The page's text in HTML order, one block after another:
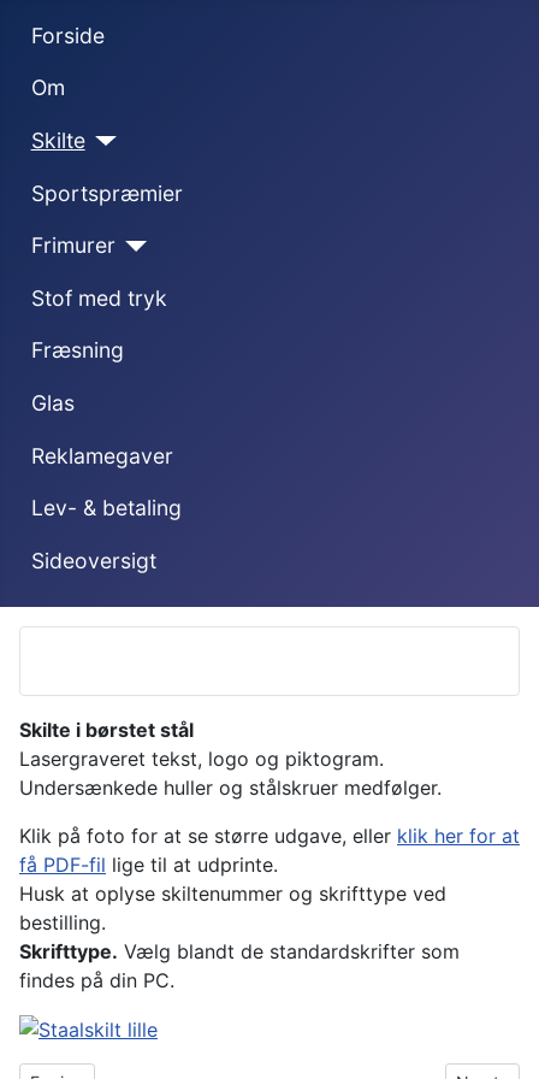
Forside
Om
Skilte
Sportspræmier
Frimurer
Stof med tryk
Fræsning
Glas
Reklamegaver
Lev- & betaling
Sideoversigt
Skilte i børstet stål
Lasergraveret tekst, logo og piktogram.
Undersænkede huller og stålskruer medfølger.
Klik på foto for at se større udgave, eller klik her for at
få PDF-fil lige til at udprinte.
Husk at oplyse skiltenummer og skrifttype ved
bestilling.
Skrifttype. Vælg blandt de standardskrifter som
findes på din PC.